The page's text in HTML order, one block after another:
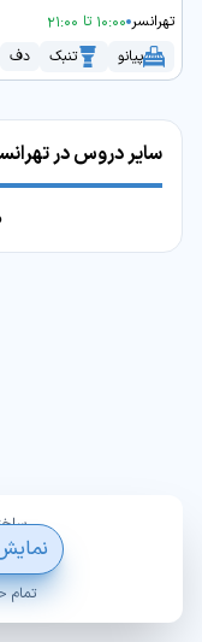
سایر دروس در
تهرانسر 10:00 تا 21:00
پیانو
تنبک دف
تمام